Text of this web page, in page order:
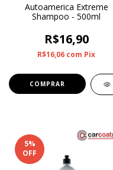
Autoamerica Extreme
Shampoo - 500ml
R$16,90
R$16,06 com Pix
5%
OFF